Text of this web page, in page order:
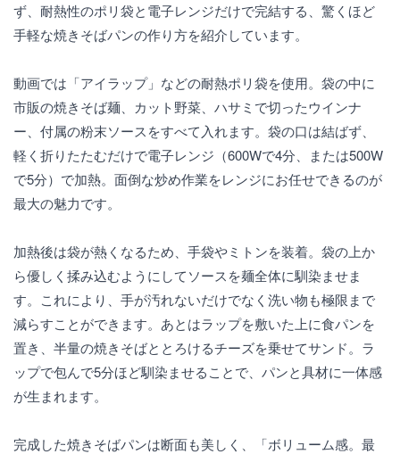
ず、耐熱性のポリ袋と電子レンジだけで完結する、驚くほど
手軽な焼きそばパンの作り方を紹介しています。
動画では「アイラップ」などの耐熱ポリ袋を使用。袋の中に
市販の焼きそば麺、カット野菜、ハサミで切ったウインナ
ー、付属の粉末ソースをすべて入れます。袋の口は結ばず、
軽く折りたたむだけで電子レンジ（600Wで4分、または500W
で5分）で加熱。面倒な炒め作業をレンジにお任せできるのが
最大の魅力です。
加熱後は袋が熱くなるため、手袋やミトンを装着。袋の上か
ら優しく揉み込むようにしてソースを麺全体に馴染ませま
す。これにより、手が汚れないだけでなく洗い物も極限まで
減らすことができます。あとはラップを敷いた上に食パンを
置き、半量の焼きそばととろけるチーズを乗せてサンド。ラ
ップで包んで5分ほど馴染ませることで、パンと具材に一体感
が生まれます。
完成した焼きそばパンは断面も美しく、「ボリューム感。最